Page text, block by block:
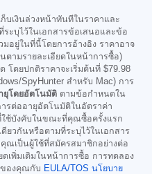
บเงินล่วงหน้าทันทีในราคาและ
ะบุไว้ในเอกสารข้อเสนอและข้อ
อยู่ในที่นี้โดยการอ้างอิง ราคาอาจ
ตามรายละเอียดในหน้าการซื้อ)
โดยปกติราคาจะเริ่มต้นที่ $79.98
SpyHunter สำหรับ Mac) การ
ยุโดยอัตโนมัติ ตามข้อกำหนดใน
รต่ออายุอัตโนมัติในอัตราค่า
ใช้บังคับในขณะที่คุณซื้อครั้งแรก
ยวกันหรือตามที่ระบุไว้ในเอกสาร
ณเป็นผู้ใช้ที่สมัครสมาชิกอย่างต่อ
ดเพิ่มเติมในหน้าการซื้อ การทดลอง
ของคุณกับ EULA/TOS นโยบาย